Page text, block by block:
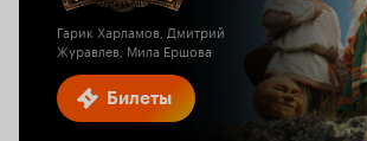
Билеты
Гарик Харламов, Дмитрий
Журавлев, Мила Ершова